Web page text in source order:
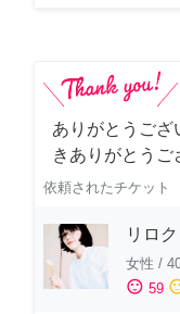
ありがとうござ
きありがとうご
依頼されたチケット
リロク
女性 /
sentiment_satisfied 59